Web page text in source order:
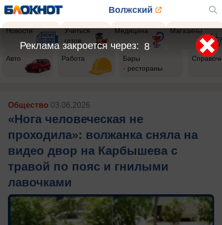
Волжский
Новости
Учиться
готов
Медицина Магазины
Авто Работа
Бары
- рестораны
Общество 03.06.2026
«Нога человеческая не
проходила»: волжанка сняла на
видео двор на Карбышева с
травой по пояс и гнилыми
лавочками
5
Реклама закроется через: